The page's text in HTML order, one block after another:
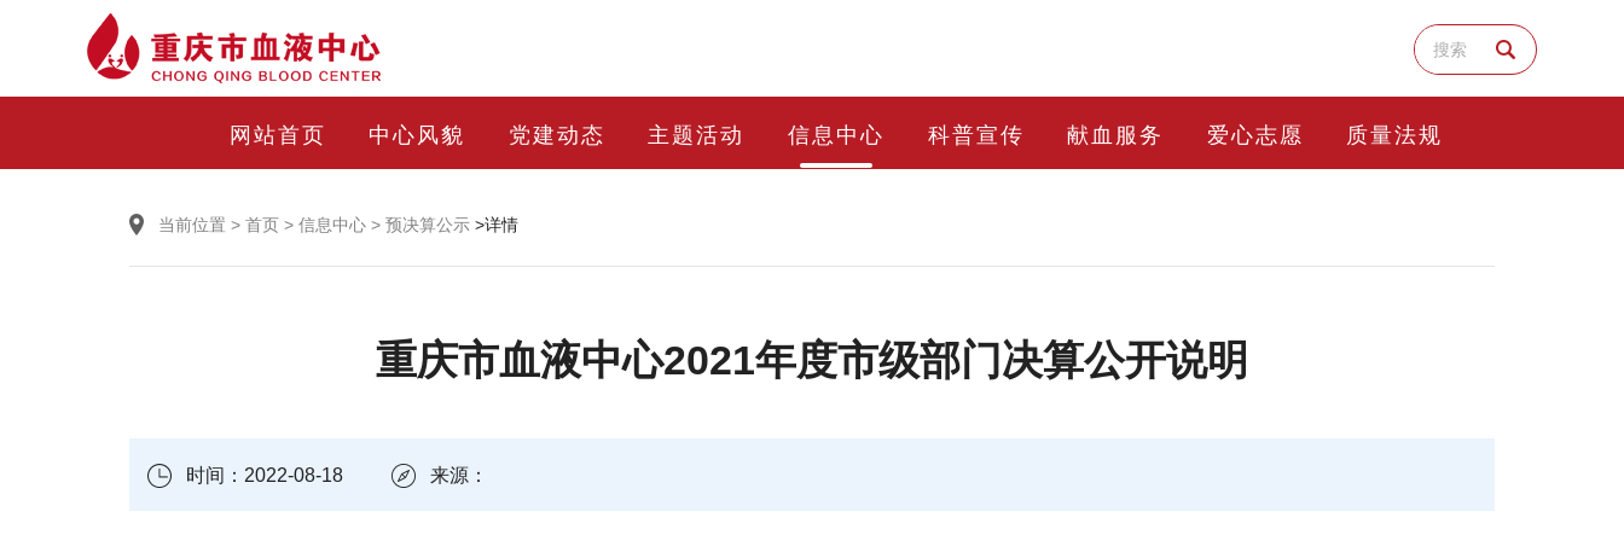
网站首页 中心风貌 党建动态 主题活动 信息中心 科普宣传 献血服务 爱心志愿 质量法规
当前位置 > 首页 > 信息中心 > 预决算公示 >详情
重庆市血液中心2021年度市级部门决算公开说明
时间：2022-08-18 来源：